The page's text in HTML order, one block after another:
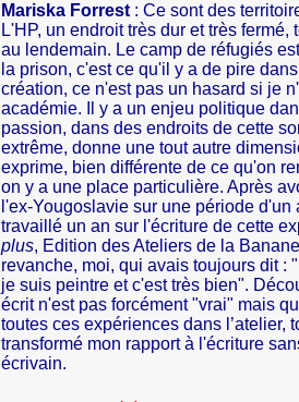
Mariska Forrest : Ce sont des
L'HP, un endroit très dur et très
au lendemain. Le camp de réfugiés
la prison, c'est ce qu'il y a de pire
création, ce n'est pas un hasard si je
académie. Il y a un enjeu politique
passion, dans des endroits de cette
extrême, donne une tout autre
exprime, bien différente de ce qu'on
on y a une place particulière. Après
l'ex-Yougoslavie sur une période
travaillé un an sur l'écriture de cette
plus, Edition des Ateliers de la
revanche, moi, qui avais toujours dit :
je suis peintre et c'est très bien".
écrit n'est pas forcément "vrai" mais
toutes ces expériences dans l’atelier,
transformé mon rapport à l'écriture
écrivain.